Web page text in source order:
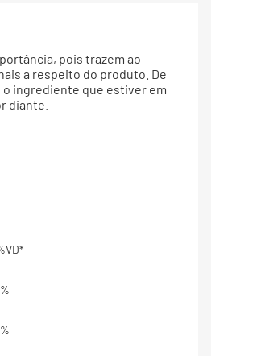
pois trazem ao
a respeito do produto. De
ingrediente que estiver em
diante.